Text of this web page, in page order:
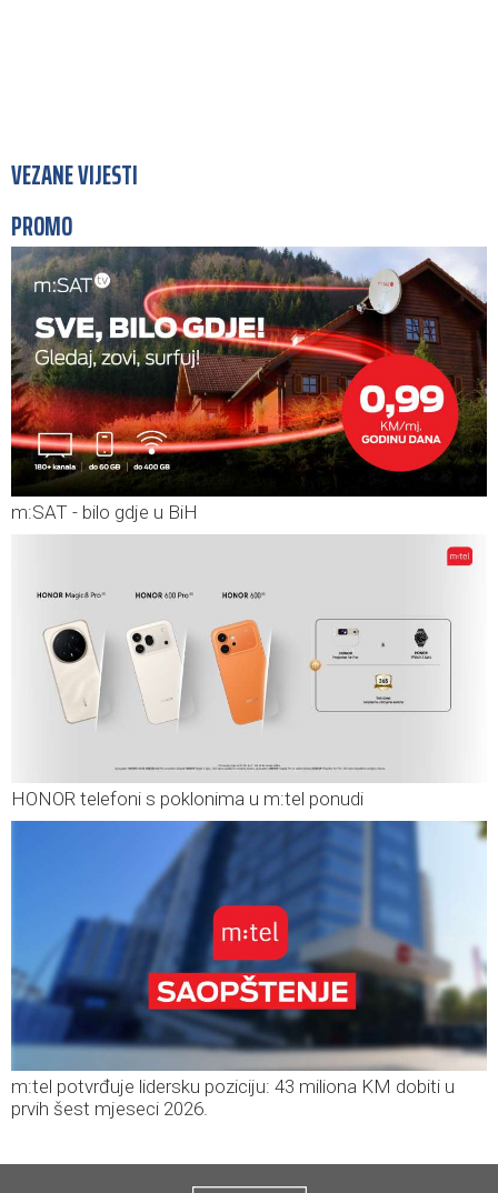
VEZANE VIJESTI
PROMO
m:SAT - bilo gdje u BiH
HONOR telefoni s poklonima u m:tel ponudi
m:tel potvrđuje lidersku poziciju: 43 miliona KM dobiti u
prvih šest mjeseci 2026.